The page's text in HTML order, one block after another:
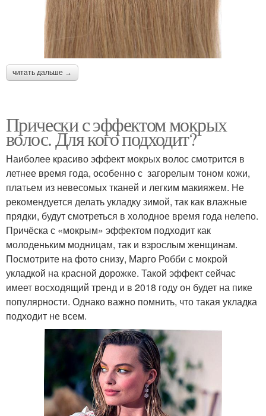
читать дальше →
Прически с эффектом мокрых
волос. Для кого подходит?
Наиболее красиво эффект мокрых волос смотрится в
летнее время года, особенно с загорелым тоном кожи,
платьем из невесомых тканей и легким макияжем. Не
рекомендуется делать укладку зимой, так как влажные
прядки, будут смотреться в холодное время года нелепо.
Причёска с «мокрым» эффектом подходит как
молоденьким модницам, так и взрослым женщинам.
Посмотрите на фото снизу, Марго Робби с мокрой
укладкой на красной дорожке. Такой эффект сейчас
имеет восходящий тренд и в 2018 году он будет на пике
популярности. Однако важно помнить, что такая укладка
подходит не всем.